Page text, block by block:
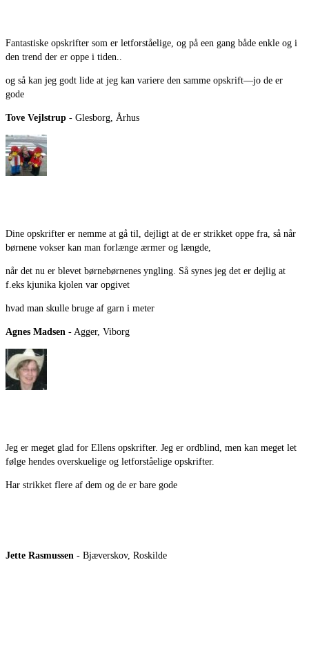
Fantastiske opskrifter som er letforståelige, og på een gang både enkle og i
den trend der er oppe i tiden..
og så kan jeg godt lide at jeg kan variere den samme opskrift—jo de er
gode
Tove Vejlstrup - Glesborg, Århus
Dine opskrifter er nemme at gå til, dejligt at de er strikket oppe fra, så når
børnene vokser kan man forlænge ærmer og længde,
når det nu er blevet børnebørnenes yngling. Så synes jeg det er dejlig at
f.eks kjunika kjolen var opgivet
hvad man skulle bruge af garn i meter
Agnes Madsen - Agger, Viborg
Jeg er meget glad for Ellens opskrifter. Jeg er ordblind, men kan meget let
følge hendes overskuelige og letforståelige opskrifter.
Har strikket flere af dem og de er bare gode
Jette Rasmussen - Bjæverskov, Roskilde